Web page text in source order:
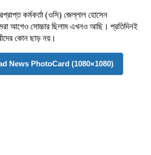
কর্মকর্তা (ওসি) জেল্লাল হোসেন
আগেও সোচ্চার ছিলাম এখনও আছি। প্রতিদিনই
কোন ছাড় নয়।
News PhotoCard (1080×1080)